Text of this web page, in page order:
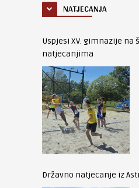
NATJECANJA
Uspjesi XV. gimnazije
natjecanjima
Državno natjecanje iz